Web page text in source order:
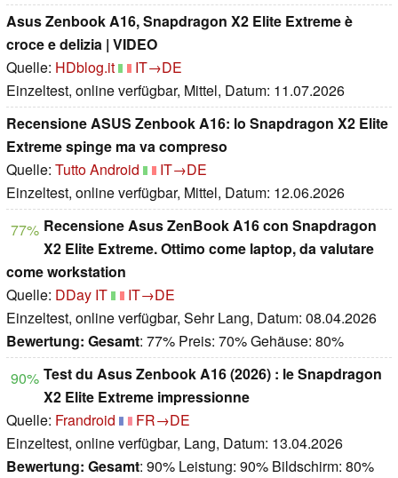
Asus Zenbook A16, Snapdragon X2 Elite Extreme è
croce e delizia | VIDEO
Quelle: HDblog.it
IT→DE
Einzeltest, online verfügbar, Mittel, Datum: 11.07.2026
Recensione ASUS Zenbook A16: lo Snapdragon X2 Elite
Extreme spinge ma va compreso
Quelle: Tutto Android
IT→DE
Einzeltest, online verfügbar, Mittel, Datum: 12.06.2026
77% Recensione Asus ZenBook A16 con Snapdragon
X2 Elite Extreme. Ottimo come laptop, da valutare
come workstation
Quelle: DDay IT
IT→DE
Einzeltest, online verfügbar, Sehr Lang, Datum: 08.04.2026
Bewertung: Gesamt: 77% Preis: 70% Gehäuse: 80%
90% Test du Asus Zenbook A16 (2026) : le Snapdragon
X2 Elite Extreme impressionne
Quelle: Frandroid
FR→DE
Einzeltest, online verfügbar, Lang, Datum: 13.04.2026
Bewertung: Gesamt: 90% Leistung: 90% Bildschirm: 80%